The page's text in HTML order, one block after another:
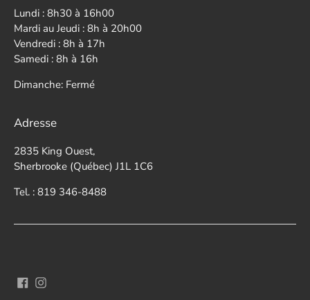
Lundi : 8h30 à 16h00
Mardi au Jeudi : 8h à 20h00
Vendredi : 8h à 17h
Samedi : 8h à 16h
Dimanche: Fermé
Adresse
2835 King Ouest,
Sherbrooke (Québec) J1L 1C6
Tel. : 819 346-8488